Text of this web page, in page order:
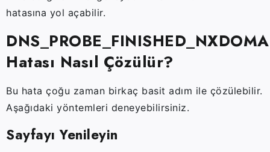
hatasına yol açabilir.
Hatası Nasıl Çözülür?
Bu hata çoğu zaman birkaç basit adım ile çözülebilir.
Aşağıdaki yöntemleri deneyebilirsiniz.
Sayfayı Yenileyin